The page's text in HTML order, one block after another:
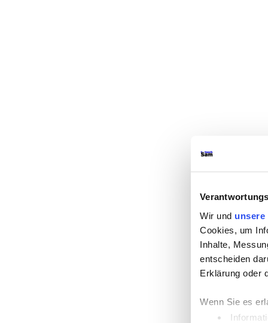
Wir und unsere
Cookies, um
Inhalte,
entscheiden
Erklärung oder
Wenn Sie es